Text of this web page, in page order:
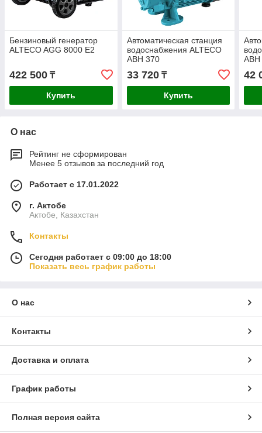
Бензиновый генератор
ALTECO AGG 8000 E2
422 500 ₸
Купить
Автоматическая станция
водоснабжения ALTECO
AВН 370
33 720₸
Купить
AВН
42
О нас
Рейтинг не сформирован
Менее 5 отзывов за последний год
Работает с 17.01.2022
г. Актобе
Актобе, Казахстан
Контакты
Сегодня работает с 09:00 до 18:00
Показать весь график работы
О нас
Контакты
Доставка и оплата
График работы
Полная версия сайта